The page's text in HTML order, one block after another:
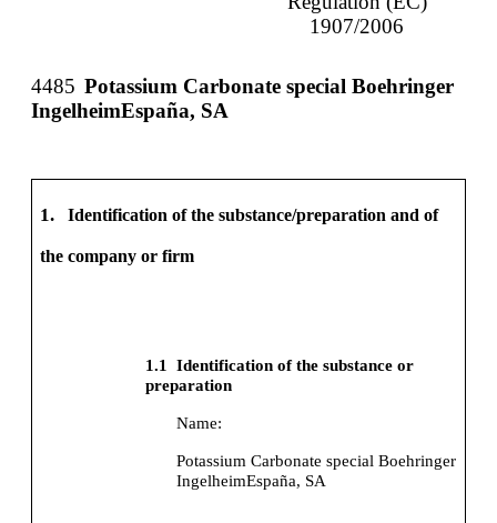
1907/2006
4485 Potassium Carbonate special Boehringer
IngelheimEspaña, SA
1. Identification of the substance/preparation and of
the company or firm
1.1
Identification of the substance or
preparation
Name:
Potassium Carbonate special Boehringer
IngelheimEspaña, SA